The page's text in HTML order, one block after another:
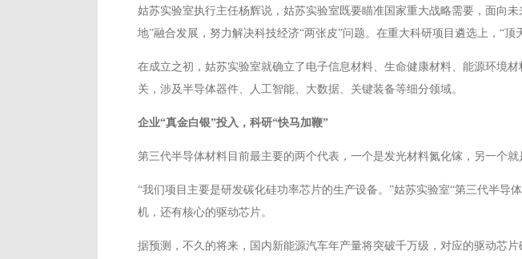
姑苏实验室执行主任杨辉说，姑苏实验室既要瞄准国家重大战略需要，面向
地”融合发展，努力解决科技经济“两张皮”问题。在重大科研项目遴选上，“
在成立之初，姑苏实验室就确立了电子信息材料、生命健康材料、能源环境
关，涉及半导体器件、人工智能、大数据、关键装备等细分领域。
企业“真金白银”投入，科研“快马加鞭”
第三代半导体材料目前最主要的两个代表，一个是发光材料氮化镓，另一个就
“我们项目主要是研发碳化硅功率芯片的生产设备。”姑苏实验室“第三代半
机，还有核心的驱动芯片。
据预测，不久的将来，国内新能源汽车年产量将突破千万级，对应的驱动芯